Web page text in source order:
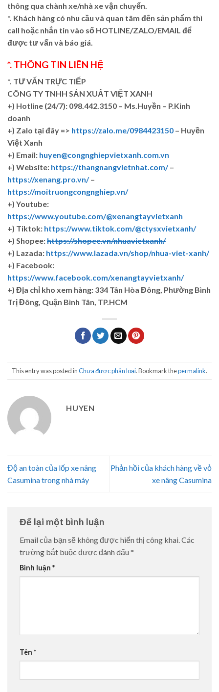
thông qua chành xe/nhà xe vận chuyển.
*. Khách hàng có nhu cầu và quan tâm đến sản phẩm thì
call hoặc nhắn tin vào số HOTLINE/ZALO/EMAIL để
được tư vấn và báo giá.
*. THÔNG TIN LIÊN HỆ
*. TƯ VẤN TRỰC TIẾP
CÔNG TY TNHH SẢN XUẤT VIỆT XANH
+) Hotline (24/7): 098.442.3150 – Ms.Huyền – P.Kinh
doanh
+) Zalo tại đây => https://zalo.me/0984423150 – Huyền
Việt Xanh
+) Email: huyen@congnghiepvietxanh.com.vn
+) Website: https://thangnangvietnhat.com/–
https://xenang.pro.vn/–
https://moitruongcongnghiep.vn/
+) Youtube:
https://www.youtube.com/@xenangtayvietxanh
+) Tiktok: https://www.tiktok.com/@ctysxvietxanh/
+) Shopee:https://shopee.vn/nhuavietxanh/
+) Lazada: https://www.lazada.vn/shop/nhua-viet-xanh/
+) Facebook:
https://www.facebook.com/xenangtayvietxanh/
+) Địa chỉ kho xem hàng: 334 Tân Hòa Đông, Phường Bình
Trị Đông, Quận Bình Tân, TP.HCM
This entry was posted inChưa được phân loại. Bookmark thepermalink.
HUYEN
Độ an toàn của lốp xe nâng
Casumina trong nhà máy
Phản hồi của khách hàng về vỏ
xe nâng Casumina
Để lại một bình luận
Email của bạn sẽ không được hiển thị công khai.Các
trường bắt buộc được đánh dấu *
Bình luận *
Tên *